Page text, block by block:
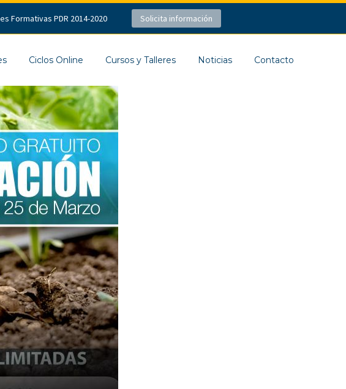
Formativas PDR 2014-2020 Solicita información
Ciclos Online Cursos y Talleres Noticias Contacto